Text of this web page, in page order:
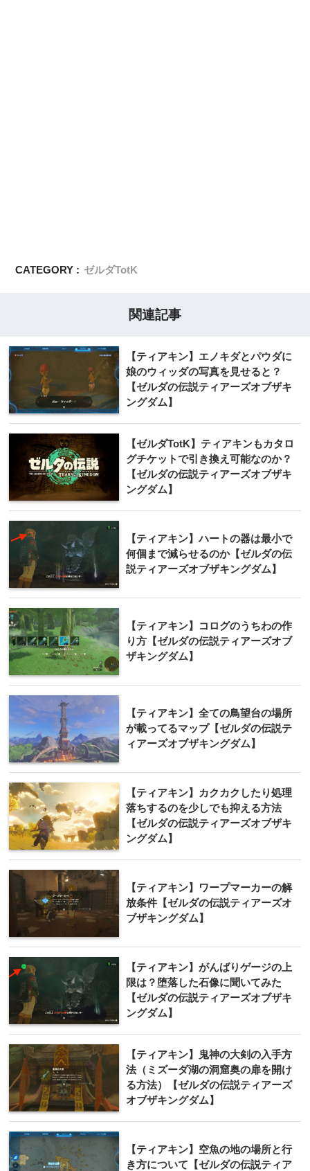
CATEGORY : ゼルダTotK
関連記事
【ティアキン】エノキダとパウダに
娘のウィッダの写真を見せると？
【ゼルダの伝説ティアーズオブザキ
ングダム】
【ゼルダTotK】ティアキンもカタロ
グチケットで引き換え可能なのか？
【ゼルダの伝説ティアーズオブザキ
ングダム】
【ティアキン】ハートの器は最小で
何個まで減らせるのか【ゼルダの伝
説ティアーズオブザキングダム】
【ティアキン】コログのうちわの作
り方【ゼルダの伝説ティアーズオブ
ザキングダム】
【ティアキン】全ての鳥望台の場所
が載ってるマップ【ゼルダの伝説テ
ィアーズオブザキングダム】
【ティアキン】カクカクしたり処理
落ちするのを少しでも抑える方法
【ゼルダの伝説ティアーズオブザキ
ングダム】
【ティアキン】ワープマーカーの解
放条件【ゼルダの伝説ティアーズオ
ブザキングダム】
【ティアキン】がんばりゲージの上
限は？堕落した石像に聞いてみた
【ゼルダの伝説ティアーズオブザキ
ングダム】
【ティアキン】鬼神の大剣の入手方
法（ミズーダ湖の洞窟奥の扉を開け
る方法）【ゼルダの伝説ティアーズ
オブザキングダム】
【ティアキン】空魚の地の場所と行
き方について【ゼルダの伝説ティア